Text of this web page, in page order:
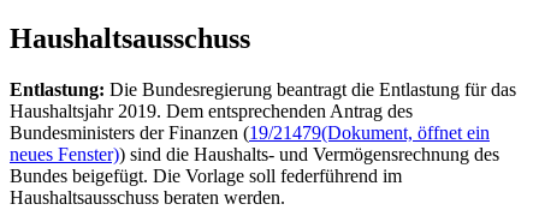
Haushaltsausschuss
Entlastung: Die Bundesregierung beantragt die Entlastung für das
Haushaltsjahr 2019. Dem entsprechenden Antrag des
Bundesministers der Finanzen (19/21479(Dokument, öffnet ein
neues Fenster)) sind die Haushalts- und Vermögensrechnung des
Bundes beigefügt. Die Vorlage soll federführend im
Haushaltsausschuss beraten werden.